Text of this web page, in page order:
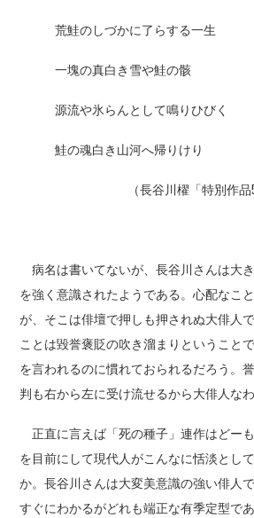
荒鮭のしづかに了らする一生
一塊の真白き雪や鮭の骸
源流や氷らんとして鳴りひびく
鮭の魂白き山河へ帰りけり
（長谷川櫂「特別作
病名は書いてないが、長谷川さんは大
を強く意識されたようである。心配なこ
が、そこは俳壇で押しも押されぬ大俳人
ことは毀誉褒貶の吹き溜まりということ
を言われるのに慣れておられるだろう。
判も右から左に受け流せるから大俳人なわ
正直に言えば「死の種子」連作はどー
を目前にして現代人がこんなに恬淡とし
か。長谷川さんは大変美意識の強い俳人
すぐにわかるがどれも端正な有季定型で